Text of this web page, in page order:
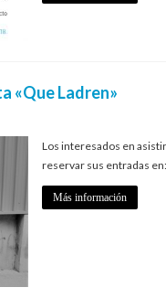
«Que Ladren»
Los interesados en
reservar sus entradas
Más información